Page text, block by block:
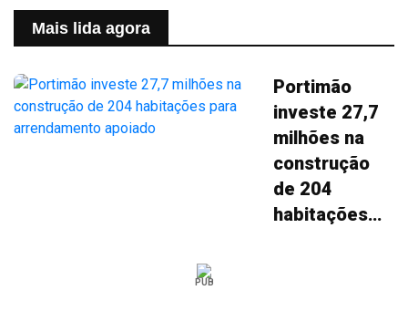
Mais lida agora
Portimão
investe 27,7
milhões na
construção
de 204
habitações
PUB